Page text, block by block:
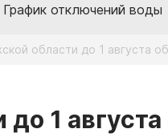
График отключений воды
области до 1 августа
1